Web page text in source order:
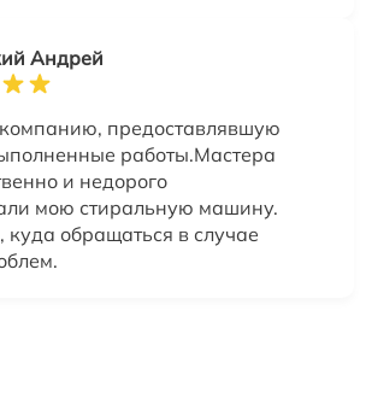
Андрей
предоставлявшую
работы.Мастера
и недорого
мою стиральную машину.
куда обращаться в случае